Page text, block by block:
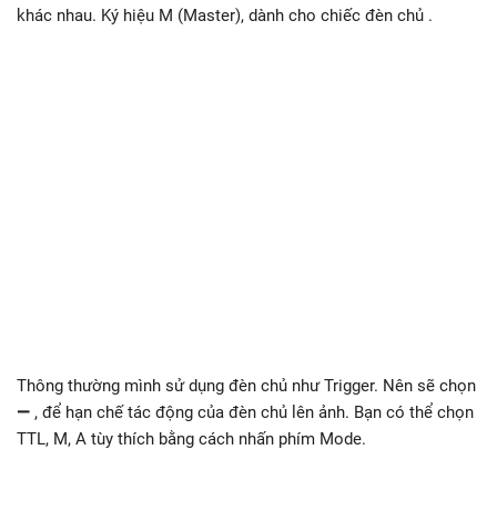
khác nhau. Ký hiệu M (Master), dành cho chiếc đèn chủ .
Thông thường mình sử dụng đèn chủ như Trigger. Nên sẽ chọn
— , để hạn chế tác động của đèn chủ lên ảnh. Bạn có thể chọn
TTL, M, A tùy thích bằng cách nhấn phím Mode.